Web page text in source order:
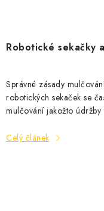
Robotické sekačky
Správné zásady
robotických sekaček se
mulčování jakožto údržby
Celý článek